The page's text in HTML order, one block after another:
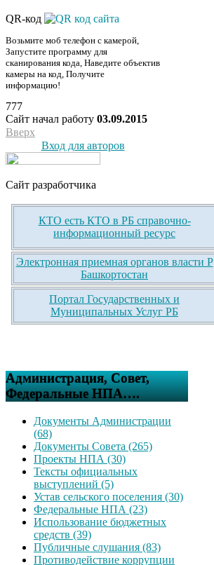
QR-код
Возьмите моб телефон с камерой,
Запустите программу для
сканирования кода, Наведите объектив
камеры на код, Получите
информацию!
777
Сайт начал работу 03.09.2015
Вверх
Вход для авторов
Сайт разработчика
КТО есть КТО в РБ справочно-
информационный ресурс
Электронная приемная органов власти Р
Башкортостан
Портал Государственных и
Муниципальных Услуг РБ
Администрация, Совет,
Федеральные НПА….
Документы Администрации
(68)
Документы Совета (265)
Проекты НПА (30)
Тексты официальных
выступлений (5)
Устав сельского поселения (30)
Федеральные НПА (23)
Использование бюджетных
средств (39)
Публичные слушания (83)
Противодействие коррупции